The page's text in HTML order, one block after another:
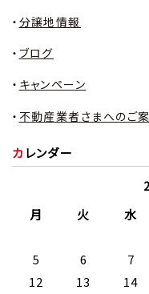
分譲地情報
ブログ
キャンペーン
不動産業者さまへのご
カレンダー
月
火 水
5
6 7
12
13 14